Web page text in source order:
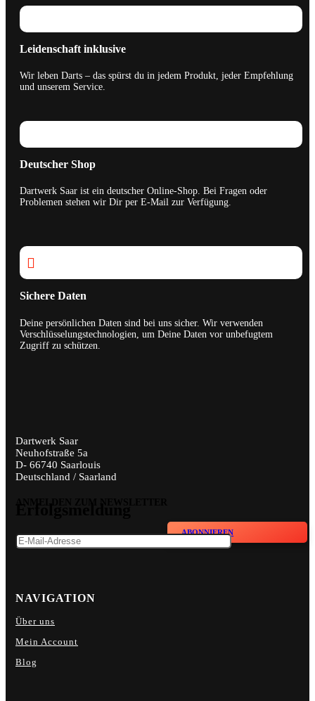
Leidenschaft inklusive
Wir leben Darts – das spürst du in jedem Produkt, jeder Empfehlung
und unserem Service.
Deutscher Shop
Dartwerk Saar ist ein deutscher Online-Shop. Bei Fragen oder
Problemen stehen wir Dir per E-Mail zur Verfügung.

Sichere Daten
Deine persönlichen Daten sind bei uns sicher. Wir verwenden
Verschlüsselungstechnologien, um Deine Daten vor unbefugtem
Zugriff zu schützen.
Dartwerk Saar
Neuhofstraße 5a
D- 66740 Saarlouis
Deutschland / Saarland
ABONNIEREN
NAVIGATION
Über uns
Mein Account
Blog